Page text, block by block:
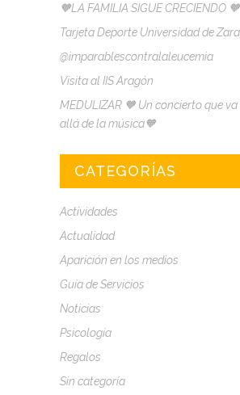
🧡LA FAMILIA SIGUE CRECIENDO 🧡
Tarjeta Deporte Universidad de
@imparablescontralaleucemia
Visita al IIS Aragón
MEDULIZAR 🧡 Un concierto que
allá de la música🧡
CATEGORÍAS
Actividades
Actualidad
Aparición en los medios
Guía de Servicios
Noticias
Psicología
Regalos
Sin categoría